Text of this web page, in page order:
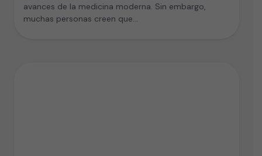
avances de la medicina moderna. Sin embargo,
muchas personas creen que…